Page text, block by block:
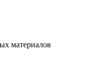
материалов